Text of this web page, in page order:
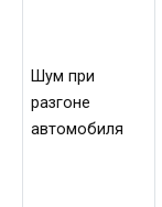
Шум при
разгоне
автомобиля